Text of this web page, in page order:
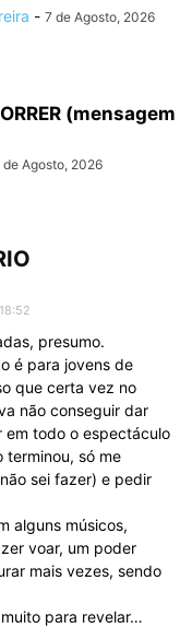
- 7 de Agosto, 2026
(mensagem
de Agosto, 2026
presumo.
é para jovens de
que certa vez no
não conseguir dar
em todo o espectáculo
terminou, só me
sei fazer) e pedir
alguns músicos,
voar, um poder
mais vezes, sendo
para revelar…